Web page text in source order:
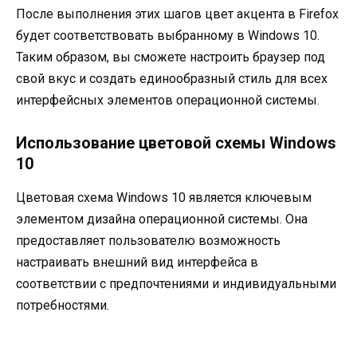
После выполнения этих шагов цвет акцента в Firefox
будет соответствовать выбранному в Windows 10.
Таким образом, вы сможете настроить браузер под
свой вкус и создать единообразный стиль для всех
интерфейсных элементов операционной системы.
Использование цветовой схемы Windows
10
Цветовая схема Windows 10 является ключевым
элементом дизайна операционной системы. Она
предоставляет пользователю возможность
настраивать внешний вид интерфейса в
соответствии с предпочтениями и индивидуальными
потребностями.